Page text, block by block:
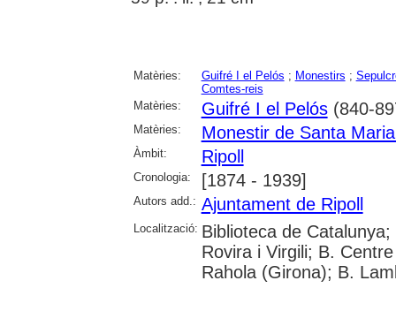
Matèries: Guifré I el Pelós ; Monestirs ;
Comtes-reis
Matèries:
Guifré I el Pelós(840-
Matèries: Monestir de Santa
Àmbit: Ripoll
Cronologia: [1874 - 1939]
Autors add.: Ajuntament de Ripoll
Localització: Biblioteca de
Rovira i Virgili; B.
Rahola (Girona); B.